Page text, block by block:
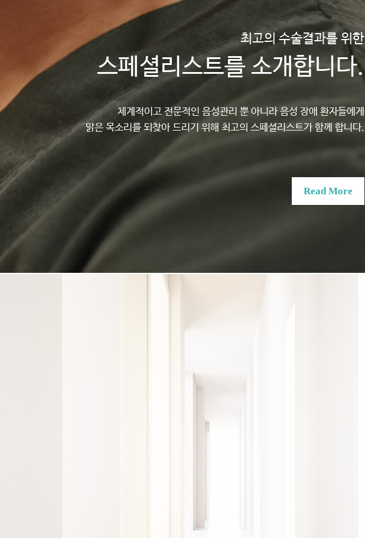
최고의 수술결과를 위한
스페셜리스트를 소개합니다.
체계적이고 전문적인 음성관리 뿐 아니라 음성 장애 환자들에게
맑은 목소리를 되찾아 드리기 위해 최고의 스페셜리스트가 함께 합니다.
Read More